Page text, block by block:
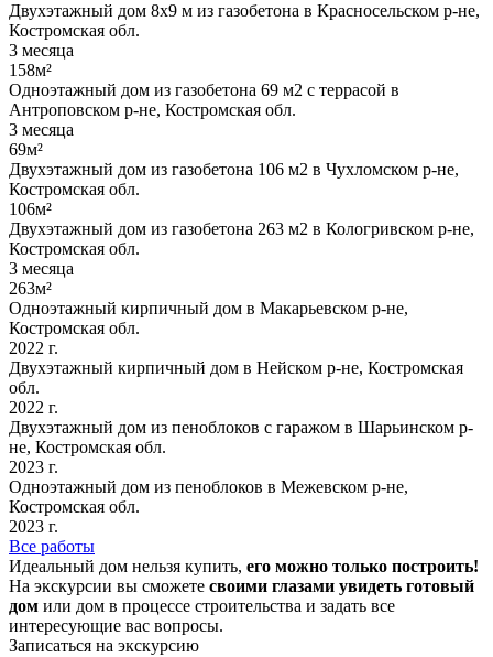
Двухэтажный дом 8х9 м из газобетона в Красносельском р-не,
Костромская обл.
3 месяца
158м²
Одноэтажный дом из газобетона 69 м2 с террасой в
Антроповском р-не, Костромская обл.
3 месяца
69м²
Двухэтажный дом из газобетона 106 м2 в Чухломском р-не,
Костромская обл.
106м²
Двухэтажный дом из газобетона 263 м2 в Кологривском р-не,
Костромская обл.
3 месяца
263м²
Одноэтажный кирпичный дом в Макарьевском р-не,
Костромская обл.
2022 г.
Двухэтажный кирпичный дом в Нейском р-не, Костромская
обл.
2022 г.
Двухэтажный дом из пеноблоков с гаражом в Шарьинском р-
не, Костромская обл.
2023 г.
Одноэтажный дом из пеноблоков в Межевском р-не,
Костромская обл.
2023 г.
Все работы
Идеальный дом нельзя купить, его можно только построить!
На экскурсии вы сможете своими глазами увидеть готовый
дом или дом в процессе строительства и задать все
интересующие вас вопросы.
Записаться на экскурсию